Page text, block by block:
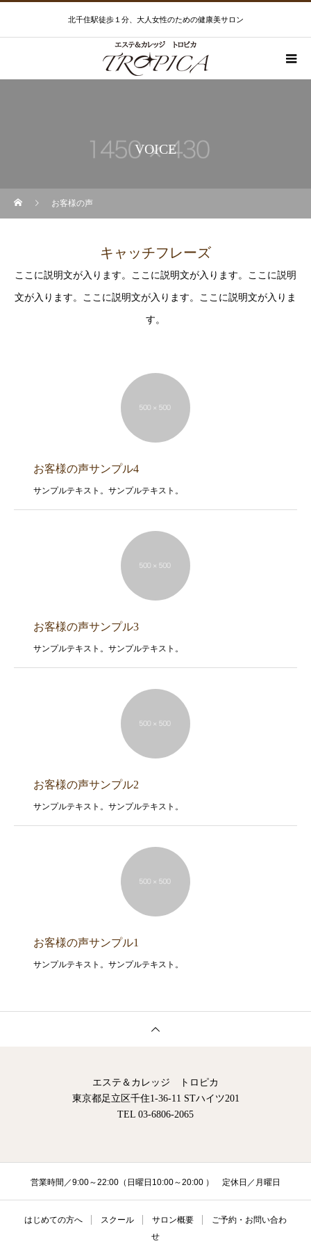
北千住駅徒歩１分、大人女性のための健康美サロン
VOICE
お客様の声
キャッチフレーズ
ここに説明文が入ります。ここに説明文が入ります。ここに説明
文が入ります。ここに説明文が入ります。ここに説明文が入りま
す。
お客様の声サンプル4
サンプルテキスト。サンプルテキスト。
お客様の声サンプル3
サンプルテキスト。サンプルテキスト。
お客様の声サンプル2
サンプルテキスト。サンプルテキスト。
お客様の声サンプル1
サンプルテキスト。サンプルテキスト。
エステ＆カレッジ トロピカ
東京都足立区千住1-36-11 STハイツ201
TEL 03-6806-2065
営業時間／9:00～22:00（日曜日10:00～20:00 ） 定休日／月曜日
はじめての方へ スクール サロン概要
ご予約・お問い合わ
せ